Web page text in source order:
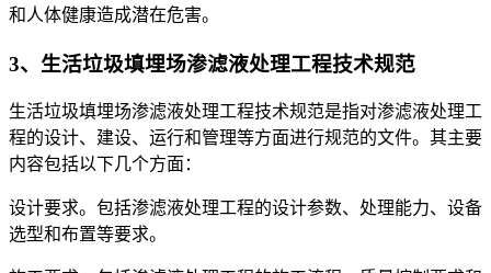
和人体健康造成潜在危害。
3、生活垃圾填埋场渗滤液处理工程技术规范
生活垃圾填埋场渗滤液处理工程技术规范是指对渗滤液处理工
程的设计、建设、运行和管理等方面进行规范的文件。其主要
内容包括以下几个方面：
设计要求。包括渗滤液处理工程的设计参数、处理能力、设备
选型和布置等要求。